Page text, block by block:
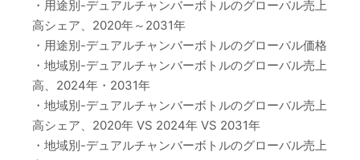
・用途別-デュアルチャンバーボトルのグローバル売上
高シェア、2020年～2031年
・用途別-デュアルチャンバーボトルのグローバル価格
・地域別-デュアルチャンバーボトルのグローバル売上
高、2024年・2031年
・地域別-デュアルチャンバーボトルのグローバル売上
高シェア、2020年 VS 2024年 VS 2031年
・地域別-デュアルチャンバーボトルのグローバル売上